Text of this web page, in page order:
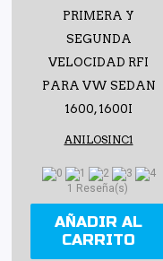
PRIMERA Y
SEGUNDA
VELOCIDAD RFI
PARA VW SEDAN
1600, 1600I
ANILOSINC1
1 Reseña(s)
AÑADIR AL
CARRITO